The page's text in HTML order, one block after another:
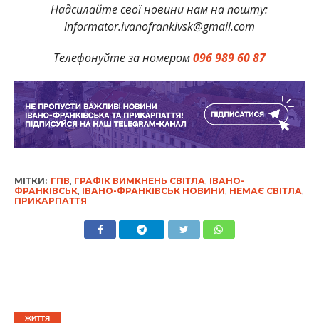
Надсилайте свої новини нам на пошту:
informator.ivanofrankivsk@gmail.com
Телефонуйте за номером096 989 60 87
МІТКИ: ГПВ ГРАФІК ВИМКНЕНЬ СВІТЛА ІВАНО-
ФРАНКІВСЬК, ІВАНО-ФРАНКІВСЬК НОВИНИ НЕМАЄ СВІТЛА
ПРИКАРПАТТЯ
ЖИТТЯ